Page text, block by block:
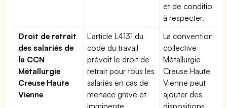
et de conditions
à respecter.
Droit de retrait
des salariés de
la CCN
Métallurgie
Creuse Haute
Vienne
L'article L4131 du
code du travail
prévoit le droit de
retrait pour tous les
salariés en cas de
menace grave et
imminente.
La convention
collective
Métallurgie
Creuse Haute
Vienne peut
ajouter des
dispositions